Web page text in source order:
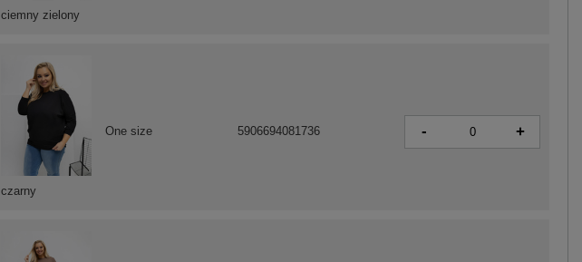
czarny
One size 5906694081736 - +
ciemny zielony